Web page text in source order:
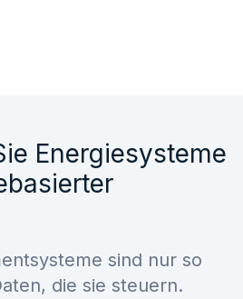
Energiesysteme
sind nur so
die sie steuern.